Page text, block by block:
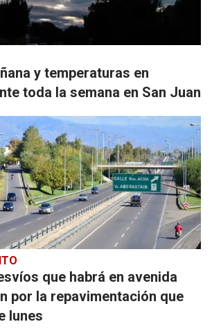
y temperaturas en
toda la semana en San Juan
que habrá en avenida
por la repavimentación que
lunes